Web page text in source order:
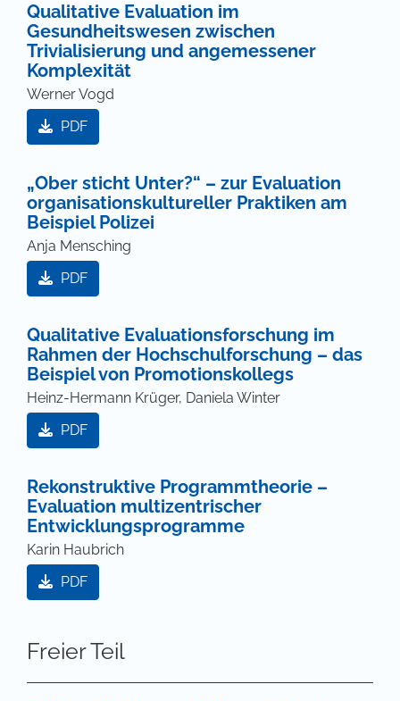
Qualitative Evaluation im
Gesundheitswesen zwischen
Trivialisierung und angemessener
Komplexität
Werner Vogd
PDF
„Ober sticht Unter?“ – zur Evaluation
organisationskultureller Praktiken am
Beispiel Polizei
Anja Mensching
PDF
Qualitative Evaluationsforschung im
Rahmen der Hochschulforschung – das
Beispiel von Promotionskollegs
Heinz-Hermann Krüger, Daniela Winter
PDF
Rekonstruktive Programmtheorie –
Evaluation multizentrischer
Entwicklungsprogramme
Karin Haubrich
PDF
Freier Teil